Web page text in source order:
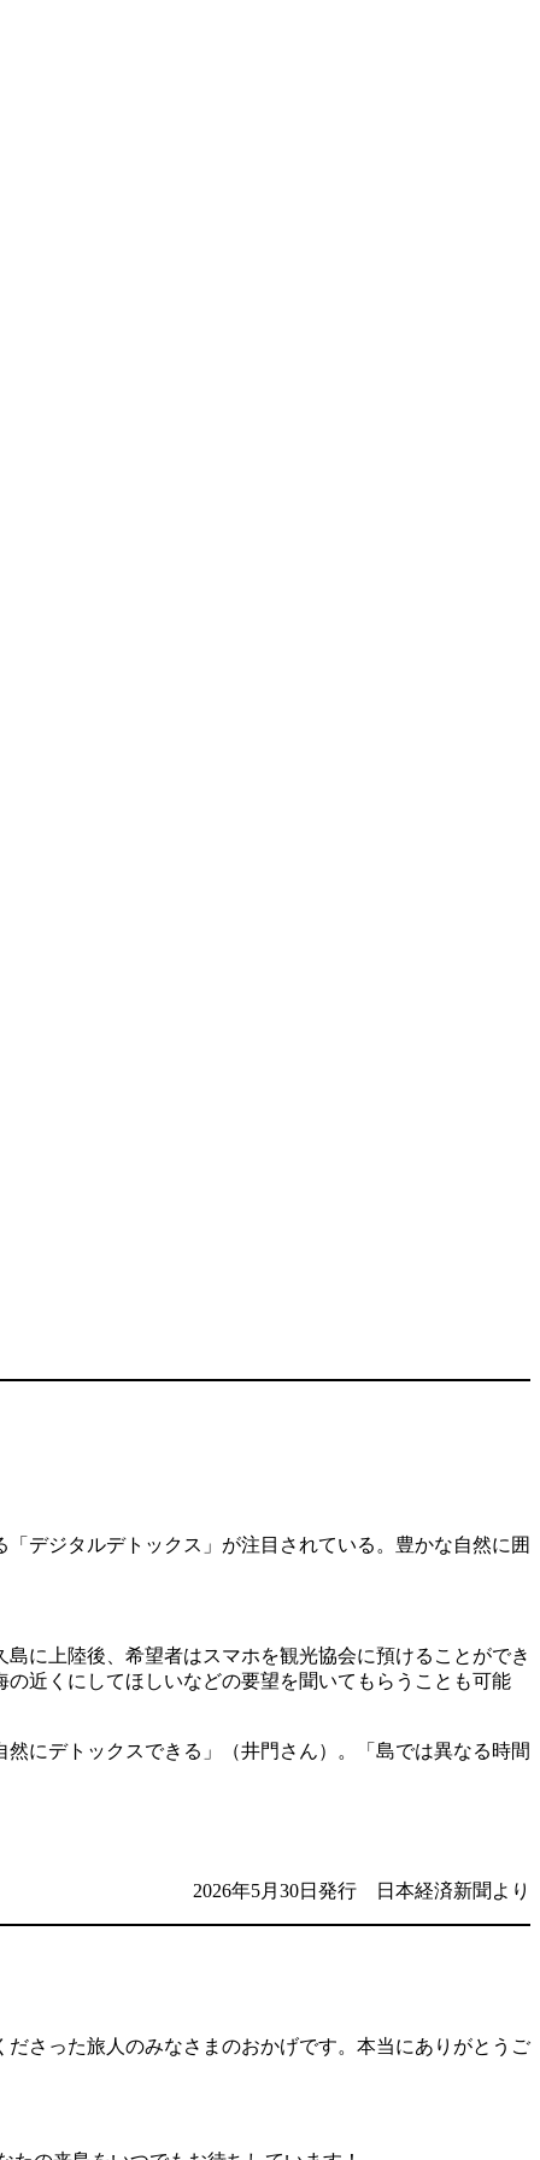
デジタルデトックス」が注目されている。豊かな自然に囲
に上陸後、希望者はスマホを観光協会に預けることができ
近くにしてほしいなどの要望を聞いてもらうことも可能
にデトックスできる」（井門さん）。「島では異なる時間
2026年5月30日発行 日本経済新聞より
さった旅人のみなさまのおかげです。本当にありがとうご